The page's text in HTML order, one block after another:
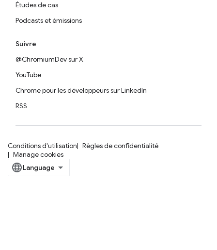
Études de cas
Podcasts et émissions
Suivre
@ChromiumDev sur X
YouTube
Chrome pour les développeurs sur LinkedIn
RSS
Conditions d'utilisation
Règles de confidentialité
Manage cookies